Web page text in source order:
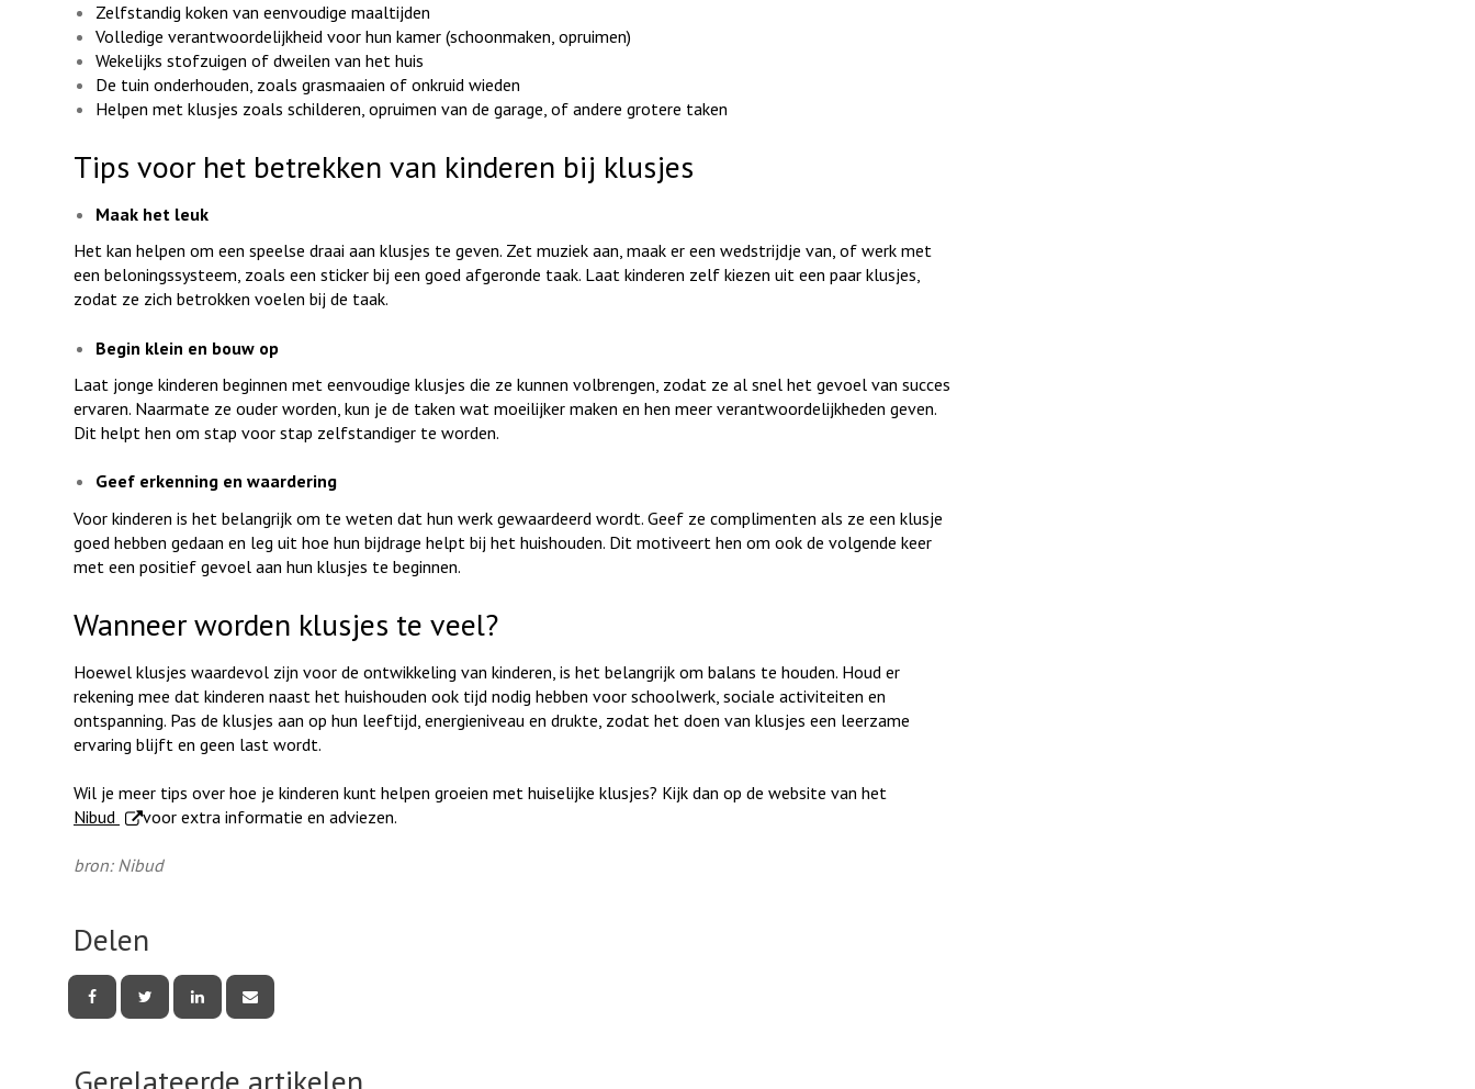
Zelfstandig koken van eenvoudige maaltijden
Volledige verantwoordelijkheid voor hun kamer (schoonmaken, opruimen)
Wekelijks stofzuigen of dweilen van het huis
De tuin onderhouden, zoals grasmaaien of onkruid wieden
Helpen met klusjes zoals schilderen, opruimen van de garage, of andere grotere taken
Tips voor het betrekken van kinderen bij klusjes
Maak het leuk
Het kan helpen om een speelse draai aan klusjes te geven. Zet muziek aan, maak er een wedstrijdje van, of werk met
een beloningssysteem, zoals een sticker bij een goed afgeronde taak. Laat kinderen zelf kiezen uit een paar klusjes,
zodat ze zich betrokken voelen bij de taak.
Begin klein en bouw op
Laat jonge kinderen beginnen met eenvoudige klusjes die ze kunnen volbrengen, zodat ze al snel het gevoel van succes
ervaren. Naarmate ze ouder worden, kun je de taken wat moeilijker maken en hen meer verantwoordelijkheden geven.
Dit helpt hen om stap voor stap zelfstandiger te worden.
Geef erkenning en waardering
Voor kinderen is het belangrijk om te weten dat hun werk gewaardeerd wordt. Geef ze complimenten als ze een klusje
goed hebben gedaan en leg uit hoe hun bijdrage helpt bij het huishouden. Dit motiveert hen om ook de volgende keer
met een positief gevoel aan hun klusjes te beginnen.
Wanneer worden klusjes te veel?
Hoewel klusjes waardevol zijn voor de ontwikkeling van kinderen, is het belangrijk om balans te houden. Houd er
rekening mee dat kinderen naast het huishouden ook tijd nodig hebben voor schoolwerk, sociale activiteiten en
ontspanning. Pas de klusjes aan op hun leeftijd, energieniveau en drukte, zodat het doen van klusjes een leerzame
ervaring blijft en geen last wordt.
Wil je meer tips over hoe je kinderen kunt helpen groeien met huiselijke klusjes? Kijk dan op de website van het
Nibud . Externe link
voor extra informatie en adviezen.
bron: Nibud
Delen
deze deze deze deze
mail